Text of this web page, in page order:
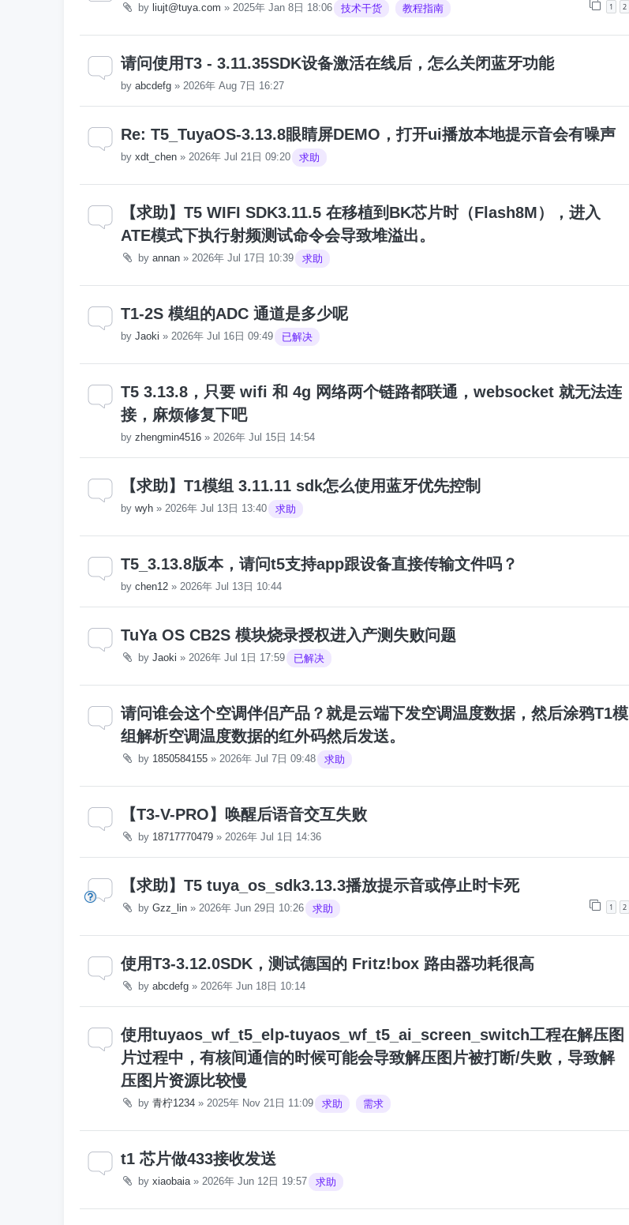
by liujt@tuya.com » 2025年 Jan 8日 18:06 1 2
技术干货 教程指南
请问使用T3 - 3.11.35SDK设备激活在线后，怎么关闭蓝牙功能
by abcdefg » 2026年 Aug 7日 16:27
Re: T5_TuyaOS-3.13.8眼睛屏DEMO，打开ui播放本地提示音会有噪声
by xdt_chen » 2026年 Jul 21日 09:20 求助
【求助】T5 WIFI SDK3.11.5 在移植到BK芯片时（Flash8M），进入
ATE模式下执行射频测试命令会导致堆溢出。
by annan » 2026年 Jul 17日 10:39 求助
T1-2S 模组的ADC 通道是多少呢
by Jaoki » 2026年 Jul 16日 09:49 已解决
T5 3.13.8，只要 wifi 和 4g 网络两个链路都联通，websocket 就无法连
接，麻烦修复下吧
by zhengmin4516 » 2026年 Jul 15日 14:54
【求助】T1模组 3.11.11 sdk怎么使用蓝牙优先控制
by wyh » 2026年 Jul 13日 13:40 求助
T5_3.13.8版本，请问t5支持app跟设备直接传输文件吗？
by chen12 » 2026年 Jul 13日 10:44
TuYa OS CB2S 模块烧录授权进入产测失败问题
by Jaoki » 2026年 Jul 1日 17:59 已解决
请问谁会这个空调伴侣产品？就是云端下发空调温度数据，然后涂鸦T1模
组解析空调温度数据的红外码然后发送。
by 1850584155 » 2026年 Jul 7日 09:48 求助
【T3-V-PRO】唤醒后语音交互失败
by 18717770479 » 2026年 Jul 1日 14:36
【求助】T5 tuya_os_sdk3.13.3播放提示音或停止时卡死
by Gzz_lin » 2026年 Jun 29日 10:26 1 2
求助
使用T3-3.12.0SDK，测试德国的 Fritz!box 路由器功耗很高
by abcdefg » 2026年 Jun 18日 10:14
使用tuyaos_wf_t5_elp-tuyaos_wf_t5_ai_screen_switch工程在解压图
片过程中，有核间通信的时候可能会导致解压图片被打断/失败，导致解
压图片资源比较慢
by 青柠1234 » 2025年 Nov 21日 11:09 求助 需求
t1 芯片做433接收发送
by xiaobaia» 2026年 Jun 12日 19:57 求助